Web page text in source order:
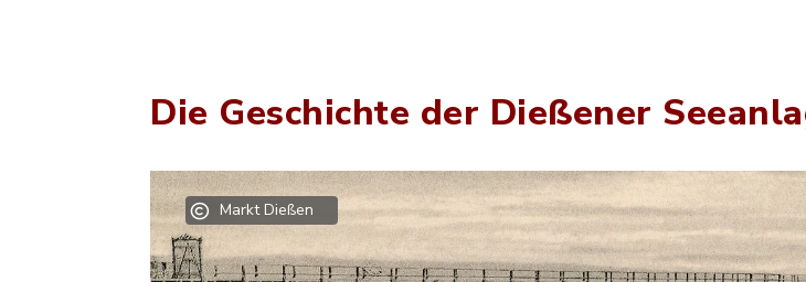
Die Geschichte der Dießener
Markt Dießen